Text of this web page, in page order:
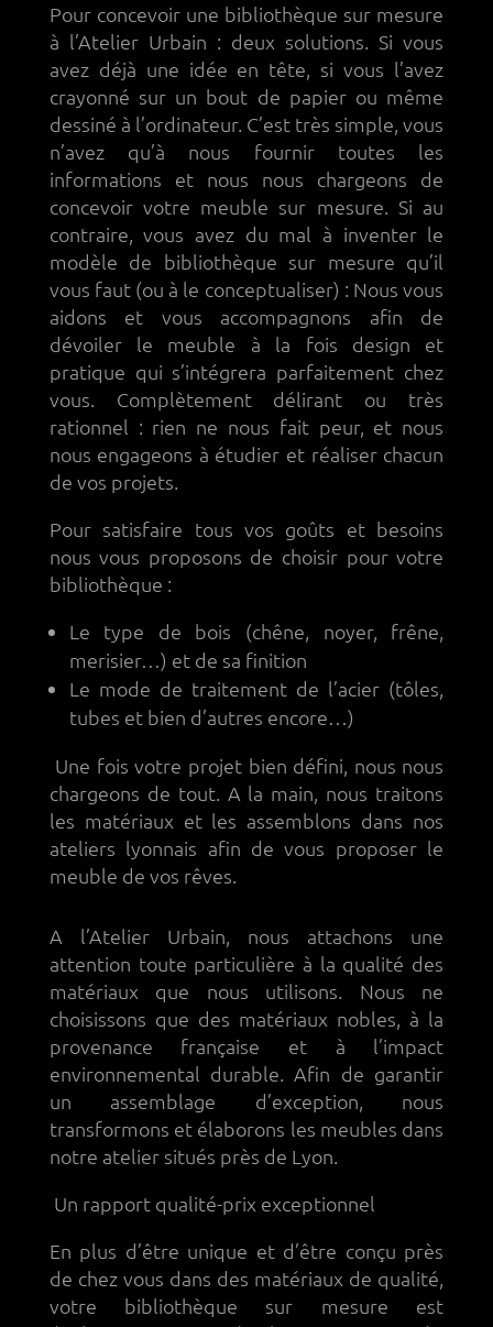
Pour concevoir une bibliothèque sur mesure
à l’Atelier Urbain : deux solutions. Si vous
avez déjà une idée en tête, si vous l’avez
crayonné sur un bout de papier ou même
dessiné à l’ordinateur. C’est très simple, vous
n’avez qu’à nous fournir toutes les
informations et nous nous chargeons de
concevoir votre meuble sur mesure. Si au
contraire, vous avez du mal à inventer le
modèle de bibliothèque sur mesure qu’il
vous faut (ou à le conceptualiser) : Nous vous
aidons et vous accompagnons afin de
dévoiler le meuble à la fois design et
pratique qui s’intégrera parfaitement chez
vous. Complètement délirant ou très
rationnel : rien ne nous fait peur, et nous
nous engageons à étudier et réaliser chacun
de vos projets.
Pour satisfaire tous vos goûts et besoins
nous vous proposons de choisir pour votre
bibliothèque :
Le type de bois (chêne, noyer, frêne,
merisier…) et de sa finition
Le mode de traitement de l’acier (tôles,
tubes et bien d’autres encore…)
Une fois votre projet bien défini, nous nous
chargeons de tout. A la main, nous traitons
les matériaux et les assemblons dans nos
ateliers lyonnais afin de vous proposer le
meuble de vos rêves.
A l’Atelier Urbain, nous attachons une
attention toute particulière à la qualité des
matériaux que nous utilisons. Nous ne
choisissons que des matériaux nobles, à la
provenance française et à l’impact
environnemental durable. Afin de garantir
un assemblage d’exception, nous
transformons et élaborons les meubles dans
notre atelier situés près de Lyon.
Un rapport qualité-prix exceptionnel
En plus d’être unique et d’être conçu près
de chez vous dans des matériaux de qualité,
votre bibliothèque sur mesure est